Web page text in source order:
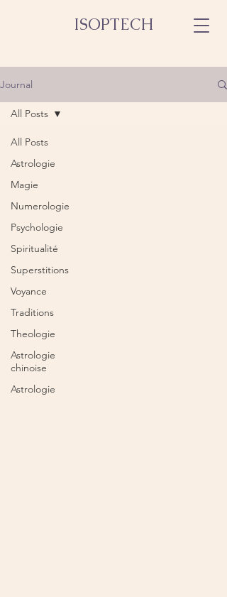
ISOPTECH
Journal
All Posts
Astrologie
Magie
Numerologie
Psychologie
Spiritualité
Superstitions
Voyance
Traditions
Theologie
Astrologie
chinoise
Astrologie
All Posts